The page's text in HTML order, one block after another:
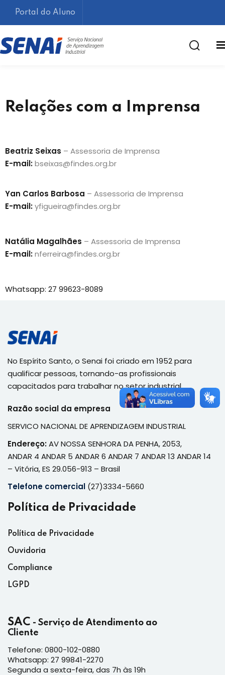
Portal do Aluno
Relações com a Imprensa
Beatriz Seixas – Assessoria de Imprensa
E-mail:bseixas@findes.org.br
Yan Carlos Barbosa – Assessoria de Imprensa
E-mail:yfigueira@findes.org.br
Natália Magalhães – Assessoria de Imprensa
E-mail:nferreira@findes.org.br
Whatsapp: 27 99623-8089
No Espírito Santo, o Senai foi criado em 1952 para
qualificar pessoas, tornando-as profissionais
capacitados para trabalhar no setor industrial
Razão social da empresa
SERVICO NACIONAL DE APRENDIZAGEM INDUSTRIAL
Endereço:AV NOSSA SENHORA DA PENHA, 2053,
ANDAR 4 ANDAR 5 ANDAR 6 ANDAR 7 ANDAR 13 ANDAR 14
– Vitória, ES 29.056-913 – Brasil
Telefone comercial (27)3334-5660
Política de Privacidade
Política de Privacidade
Ouvidoria
Compliance
LGPD
SAC - Serviço de Atendimento ao
Cliente
Telefone: 0800-102-0880
Whatsapp: 27 99841-2270
Segunda a sexta-feira, das 7h às 19h